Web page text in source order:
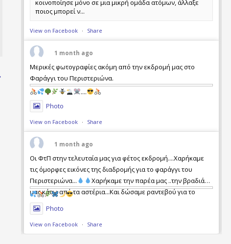
κοινοποίησε μόνο σε μια μικρή ομάδα ατόμων, άλλαξε
ποιος μπορεί ν...
View on Facebook · Share
1 month ago
Μερικές φωτογραφίες ακόμη από την εκδρομή μας στο
Φαράγγι του Περιστεριώνα.
....
Photo
View on Facebook · Share
1 month ago
Οι ΦτΠ στην τελευταία μας για φέτος εκδρομή....Χαρήκαμε
τις όμορφες εικόνες της διαδρομής για το φαράγγι του
Περιστεριώνα...
Χαρήκαμε την παρέα μας ..την βραδιά
μας κάτω από τα αστέρια...Και δώσαμε ραντεβού για το
Φθινόπωρο... για νέες ποδηλατικές περιπέτειες ....
Photo
View on Facebook · Share